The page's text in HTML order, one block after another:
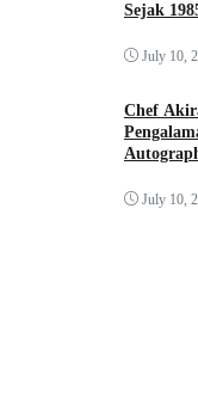
Sejak
July 10,
Chef
July 10,